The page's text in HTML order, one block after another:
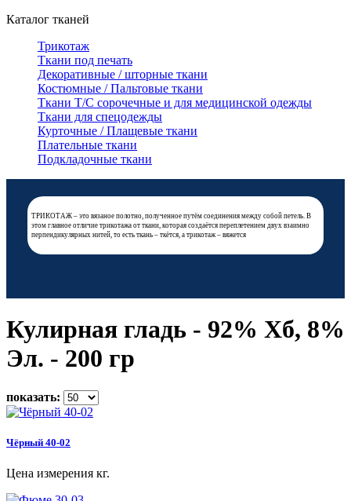
Каталог тканей
Трикотаж
Ткани под печать
Декоративные / шторные ткани
Костюмные / Пальтовые ткани
Ткани Т/С сорочечные и для медицинской одежды
Ткани для спецодежды
Курточные / Плащевые ткани
Плательные ткани
Подкладочные ткани
ТРИКОТАЖ – это вязаное полотно, полученное путём соединения между собой петель. В
этом главное отличие трикотажа от ткани, которая создаётся переплетением двух взаимно
перпендикулярных нитей, то есть ткань – ткётся, а трикотаж – вяжется
Кулирная гладь - 92% Хб, 8%
Эл. - 200 гр
показать:
Чёрный 40-02
Цена измерения кг.